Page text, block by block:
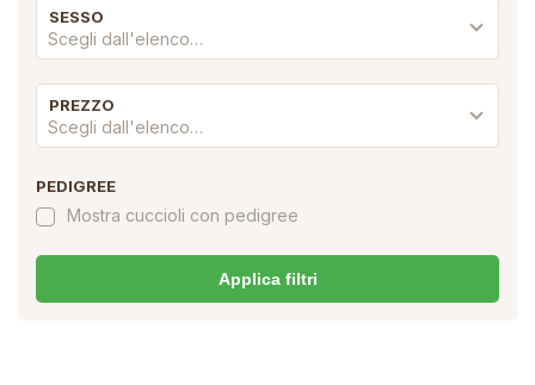
SESSO
Scegli dall'elenco…
PREZZO
Scegli dall'elenco…
PEDIGREE
Mostra cuccioli con pedigree